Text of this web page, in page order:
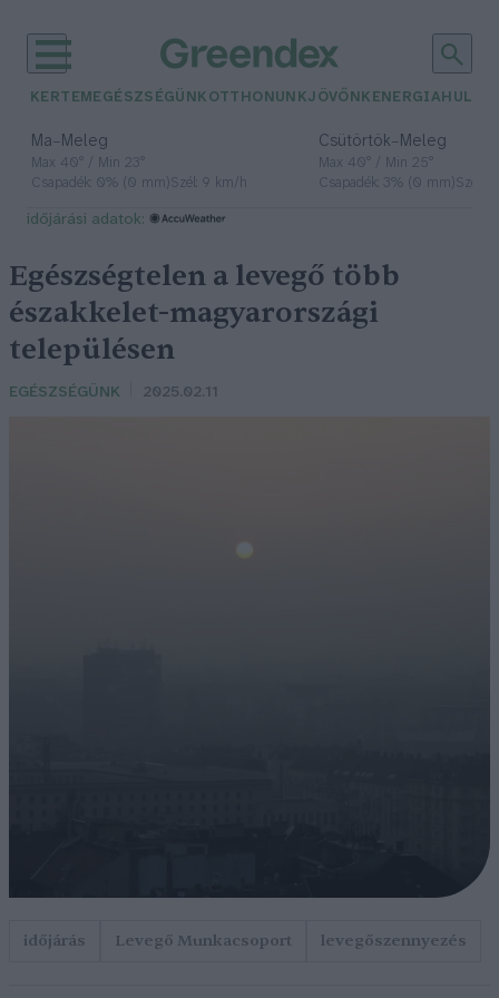
KERTEM EGÉSZSÉGÜNK OTTHONUNKJÖVŐNK ENERGIA
Ma– Meleg
Max 40° / Min 23°
Csapadék: 0% (0 mm)Szél: 9 km/h
Csütörtök– Meleg
Max 40° / Min 25°
Csapadék: 3% (0 mm)Szél:
időjárási adatok:
Egészségtelen a levegő több
északkelet-magyarországi
településen
EGÉSZSÉGÜNK 2025.02.11
időjárás Levegő Munkacsoport levegőszennyezés